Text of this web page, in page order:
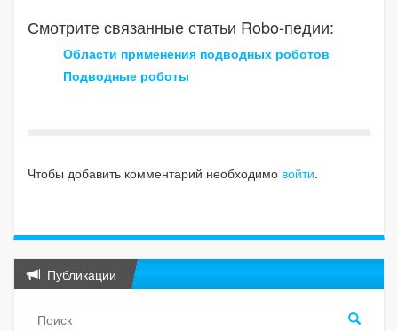
Смотрите связанные статьи Robo-педии:
Области применения подводных роботов
Подводные роботы
Чтобы добавить комментарий необходимо войти.
Публикации